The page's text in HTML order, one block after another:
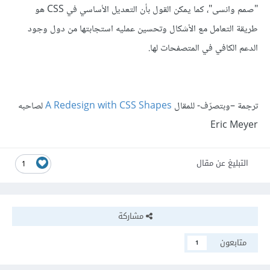
"صمم وانسى"، كما يمكن القول بأن التعديل الأساسي في CSS هو
طريقة التعامل مع الأشكال وتحسين عمليه استجابتها من دول وجود
الدعم الكافي في المتصفحات لها.
ترجمة –وبتصرّف- للمقال
لصاحبه
Eric Meyer
1 التبليغ عن مقال
مشاركة
متابعون
1